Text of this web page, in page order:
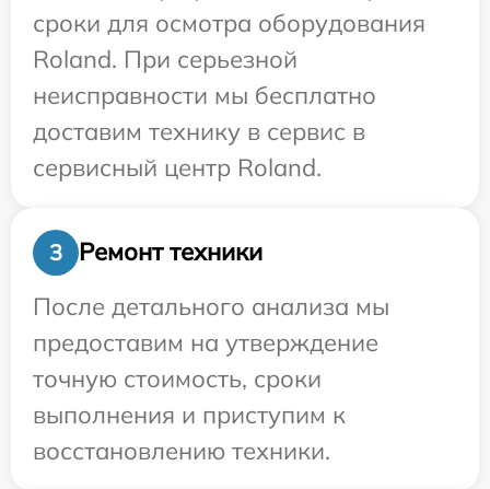
сроки для осмотра оборудования
Roland. При серьезной
неисправности мы бесплатно
доставим технику в сервис в
сервисный центр Roland.
3
Ремонт техники
После детального анализа мы
предоставим на утверждение
точную стоимость, сроки
выполнения и приступим к
восстановлению техники.